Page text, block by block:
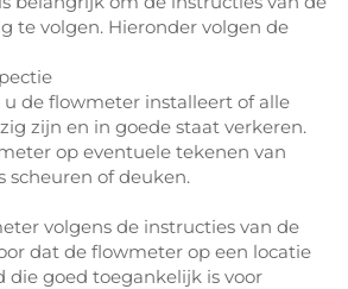
te volgen. Hieronder volgen de
de flowmeter installeert of alle
zijn en in goede staat verkeren.
op eventuele tekenen van
scheuren of deuken.
volgens de instructies van de
dat de flowmeter op een locatie
die goed toegankelijk is voor